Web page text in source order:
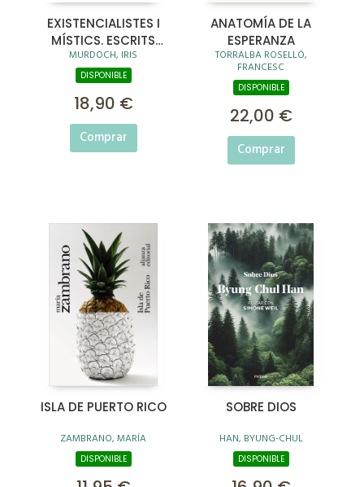
EXISTENCIALISTES I
MÍSTICS. ESCRITS
SOBRE FILOSOFIA I
LITERATURA
MURDOCH, IRIS
DISPONIBLE
18,90 €
Comprar
ANATOMÍA DE LA
ESPERANZA
TORRALBA ROSELLÓ,
FRANCESC
DISPONIBLE
22,00 €
Comprar
ISLA DE PUERTO RICO
ZAMBRANO, MARÍA
DISPONIBLE
SOBRE DIOS
HAN, BYUNG-CHUL
DISPONIBLE